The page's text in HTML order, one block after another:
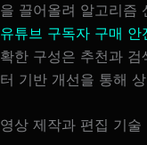
을 끌어올려 알고리즘
유튜브 구독자 구매 안
확한 구성은 추천과
터 기반 개선을 통해
영상 제작과 편집 기술